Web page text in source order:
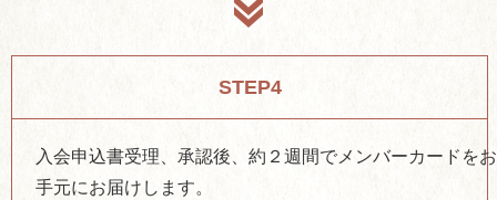
STEP4
入会申込書受理、承認後、約２週間でメンバーカードをお
手元にお届けします。